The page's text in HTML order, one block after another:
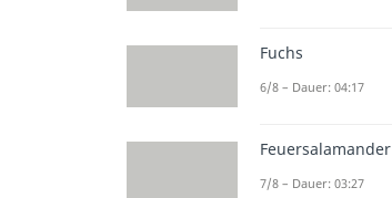
Fuchs
6/8 – Dauer: 04:17
Feuersalamander
7/8 – Dauer: 03:27